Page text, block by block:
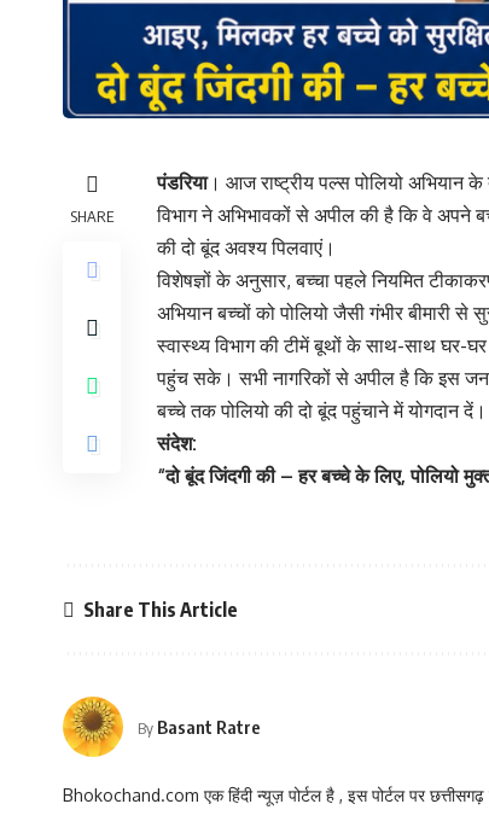
SHARE
पंडरिया। आज राष्ट्रीय पल्स पोलियो अभियान के
विभाग ने अभिभावकों से अपील की है कि वे अपने
की दो बूंद अवश्य पिलवाएं।
विशेषज्ञों के अनुसार, बच्चा पहले नियमित
अभियान बच्चों को पोलियो जैसी गंभीर बीमारी से
स्वास्थ्य विभाग की टीमें बूथों के साथ-साथ घर-
पहुंच सके। सभी नागरिकों से अपील है कि इस
बच्चे तक पोलियो की दो बूंद पहुंचाने में योगदान दें।
संदेश:
“दो बूंद जिंदगी की – हर बच्चे के लिए, पोलियो
Share This Article
By Basant Ratre
Bhokochand.com एक हिंदी न्यूज़ पोर्टल है , इस पोर्टल पर छत्तीसगढ़